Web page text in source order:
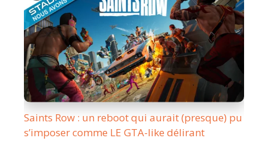
Saints Row : un reboot qui aurait (presque) pu
s’imposer comme LE GTA-like délirant